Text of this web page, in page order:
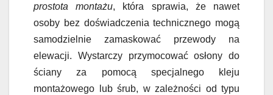
prostota montażu, która sprawia, że nawet
osoby bez doświadczenia technicznego mogą
samodzielnie zamaskować przewody na
elewacji. Wystarczy przymocować osłony do
ściany za pomocą specjalnego kleju
montażowego lub śrub, w zależności od typu